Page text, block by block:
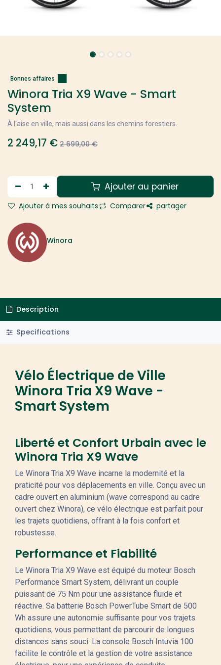
Bonnes affaires
Winora Tria X9 Wave - Smart
System
À l'aise en ville, mais aussi dans les chemins forestiers.
2 249,17 € 2 699,00€
Ajouter au panier
Ajouter à mes souhaits Comparer partager
Winora
Description
Specifications
Vélo Électrique de Ville
Winora Tria X9 Wave -
Smart System
Liberté et Confort Urbain avec le
Winora Tria X9 Wave
Le Winora Tria X9 Wave incarne la modernité et la
praticité pour vos déplacements en ville. Conçu avec un
cadre ouvert en aluminium (wave correspond au cadre
ouvert chez Winora), ce vélo électrique est parfait pour
les trajets quotidiens, offrant à la fois confort et
robustesse.
Performance et Fiabilité
Le Winora Tria X9 Wave est équipé du moteur Bosch
Performance Smart System, délivrant un couple
puissant de 75 Nm pour une assistance fluide et
réactive. Sa batterie Bosch PowerTube Smart de 500
Wh assure une autonomie suffisante pour vos trajets
quotidiens, vous permettant de parcourir de longues
distances sans souci. La console Bosch Intuvia 100
facilite le contrôle et la gestion de votre assistance